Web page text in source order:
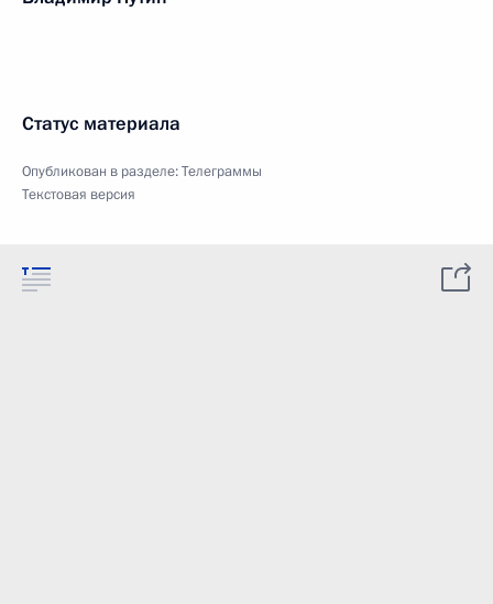
Статус материала
Опубликован в разделе:Телеграммы
Текстовая версия